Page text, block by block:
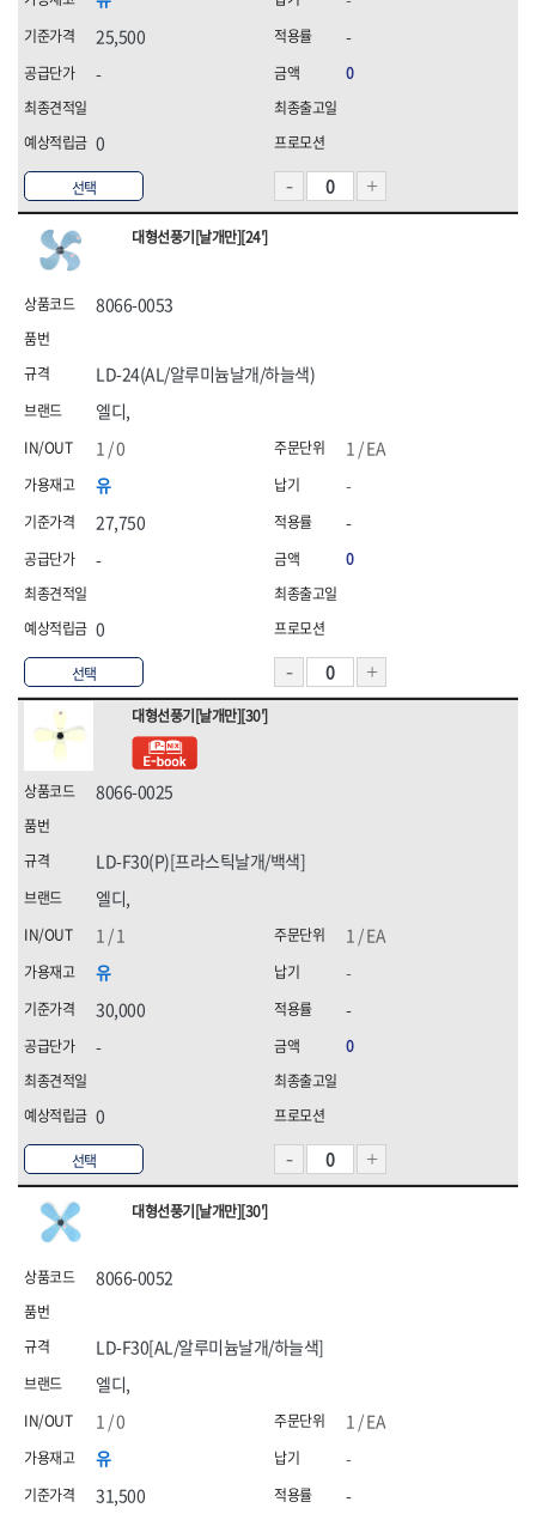
선택
25,500
-
0
-
0
선택
대형선풍기[날개만][24']
8066-0053
엘디,
1 / EA
유
27,750
-
0
LD-24(AL/알루미늄날개/하늘색)
1 / 0
-
-
0
선택
대형선풍기[날개만][30']
8066-0025
엘디,
1 / EA
유
30,000
-
0
LD-F30(P)[프라스틱날개/백색]
1 / 1
-
-
0
대형선풍기[날개만][30']
8066-0052
엘디,
1 / EA
유
31,500
LD-F30[AL/알루미늄날개/하늘색]
1 / 0
-
-